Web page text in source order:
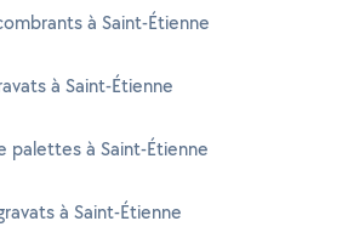
à Saint-Étienne
à Saint-Étienne
palettes à Saint-Étienne
à Saint-Étienne